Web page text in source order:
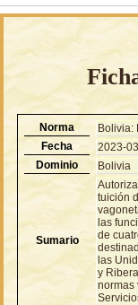
Norma
Bolivia:
Fecha
2023-
Dominio
Bolivia
Sumario
tuición
las
de
las
y
normas